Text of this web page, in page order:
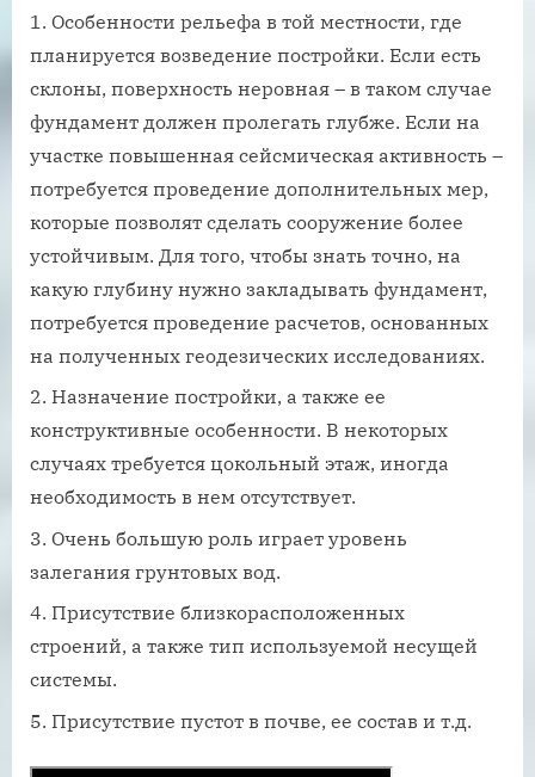
Особенности рельефа в той местности, где
планируется возведение постройки. Если есть
склоны, поверхность неровная – в таком случае
фундамент должен пролегать глубже. Если на
участке повышенная сейсмическая активность –
потребуется проведение дополнительных мер,
которые позволят сделать сооружение более
устойчивым. Для того, чтобы знать точно, на
какую глубину нужно закладывать фундамент,
потребуется проведение расчетов, основанных
на полученных геодезических исследованиях.
Назначение постройки, а также ее
конструктивные особенности. В некоторых
случаях требуется цокольный этаж, иногда
необходимость в нем отсутствует.
Очень большую роль играет уровень
залегания грунтовых вод.
Присутствие близкорасположенных
строений, а также тип используемой несущей
системы.
Присутствие пустот в почве, ее состав и т.д.